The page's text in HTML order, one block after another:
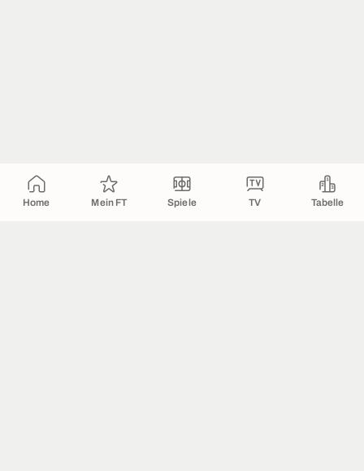
Home Mein FT Spiele TV Tabelle